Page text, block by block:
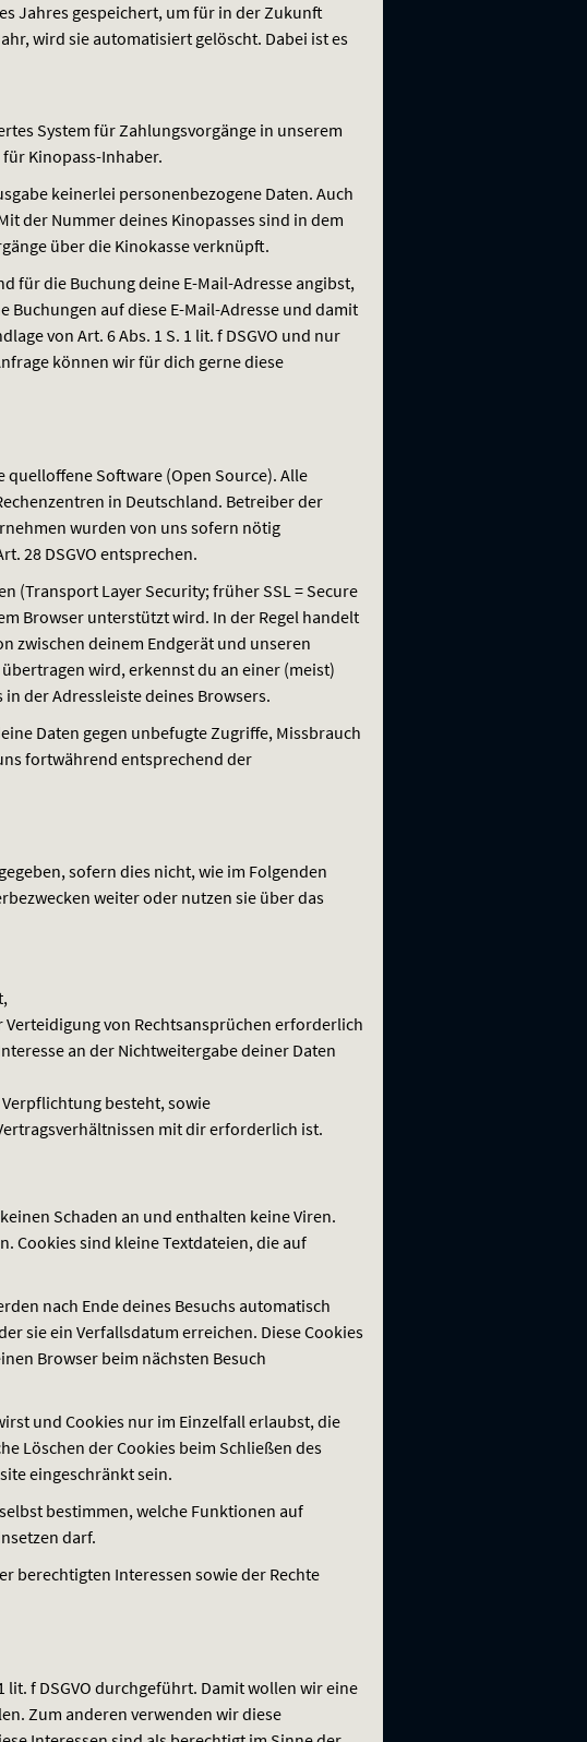
Jahres gespeichert, um für in der Zukunft
wird sie automatisiert gelöscht. Dabei ist es
System für Zahlungsvorgänge in unserem
Kinopass-Inhaber.
keinerlei personenbezogene Daten. Auch
der Nummer deines Kinopasses sind in dem
über die Kinokasse verknüpft.
für die Buchung deine E-Mail-Adresse angibst,
auf diese E-Mail-Adresse und damit
von Art. 6 Abs. 1 S. 1 lit. f DSGVO und nur
können wir für dich gerne diese
Software (Open Source). Alle
in Deutschland. Betreiber der
wurden von uns sofern nötig
28 DSGVO entsprechen.
(Transport Layer Security; früherSSL = Secure
Browser unterstützt wird. In der Regel handelt
zwischen deinem Endgerät und unseren
wird, erkennst du an einer (meist)
der Adressleiste deines Browsers.
Daten gegen unbefugte Zugriffe, Missbrauch
fortwährend entsprechend der
sofern dies nicht, wie im Folgenden
weiter oder nutzen sie über das
von Rechtsansprüchen erforderlich
an der Nichtweitergabe deiner Daten
besteht, sowie
mit dir erforderlich ist.
Schaden an und enthalten keine Viren.
Cookies sind kleine Textdateien, die auf
nach Ende deines Besuchs automatisch
sie ein Verfallsdatum erreichen. Diese Cookies
Browser beim nächsten Besuch
und Cookies nur im Einzelfall erlaubst, die
Löschen der Cookies beim Schließen des
eingeschränkt sein.
bestimmen, welche Funktionen auf
darf.
berechtigten Interessen sowie der Rechte
lit. f DSGVO durchgeführt. Damit wollen wir eine
Zum anderen verwenden wir diese